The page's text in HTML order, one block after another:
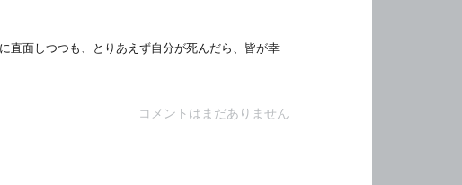
直面しつつも、とりあえず自分が死んだら、皆が幸
コメントはまだありません